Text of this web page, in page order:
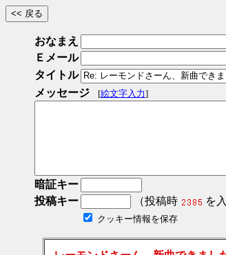
おなまえ
Ｅメール
タイトル
メッセージ
[絵文字入力]
暗証キー
投稿キー
（投稿時 を
クッキー情報を保存